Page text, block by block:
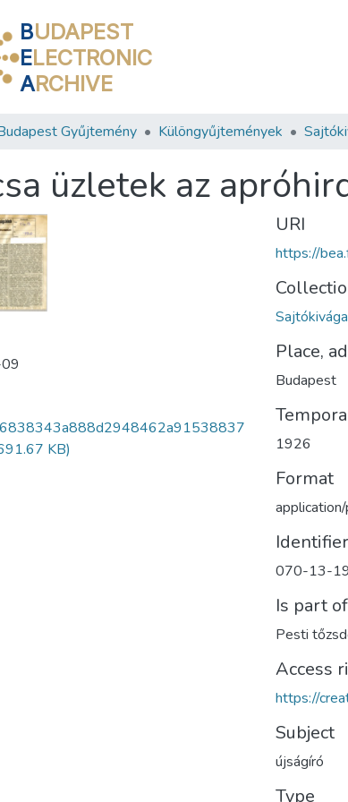
BUDAPEST
ELECTRONIC
ARCHIVE
Gyűjtemény Különgyűjtemények
üzletek az
KB)
URI
https://
Place,
Budapest
1926
Format
Identifier
070-13-
Is part of
Pesti
Access
https://
Subject
újságíró
Type